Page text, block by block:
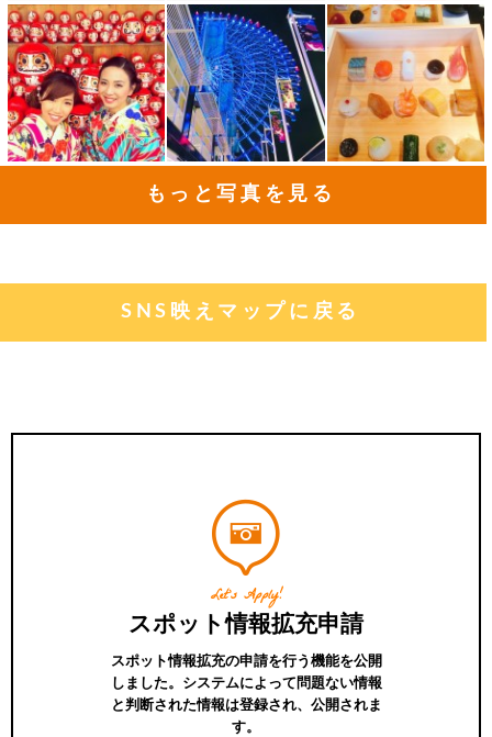
もっと写真を見る
SNS映えマップに戻る
Let's Apply!
スポット情報拡充申請
スポット情報拡充の申請を行う機能を公開
しました。システムによって問題ない情報
と判断された情報は登録され、公開されま
す。